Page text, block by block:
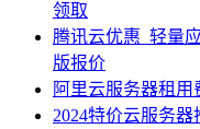
领取
腾讯云优惠_轻量
版报价
阿里云服务器租用
2024特价云服务